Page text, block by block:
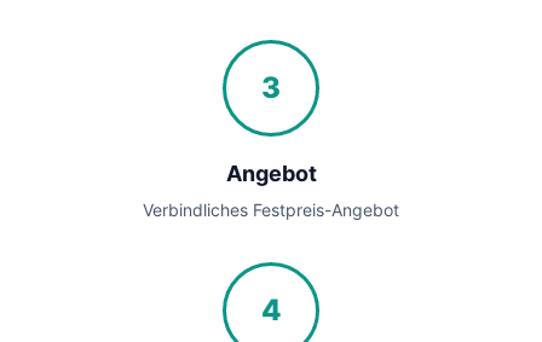
3
Angebot
Verbindliches Festpreis-Angebot
4